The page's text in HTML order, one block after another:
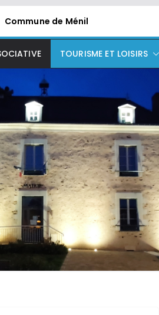
Commune de Ménil
TOURISME ET LOISIRS